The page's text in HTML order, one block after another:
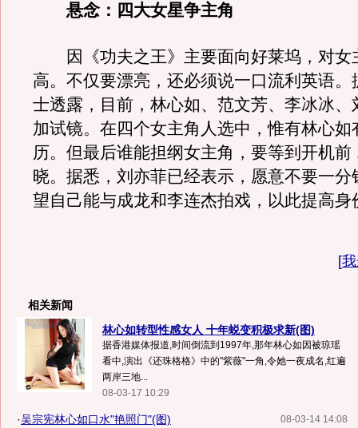
悬念：四大女星争主角
因《功夫之王》主要面向好莱坞，对女
高。不仅要漂亮，还必须说一口流利英语。
士透露，目前，林心如、范文芳、李冰冰、
加试镜。在四个女主角人选中，惟有林心如
历。但最后谁能担纲女主角，要等到开机前
晓。据悉，刘亦菲已经表示，愿意不要一分
望自己能与成龙和李连杰拍戏，以此提高身
[
相关新闻
林心如转型性感女人 十年蜕变积极求新(图)
据香港媒体报道,时间倒流到1997年,那年林心如因被琼瑶
看中,演出《还珠格格》中的"紫薇"一角,令她一夜成名,红遍
两岸三地...
08-03-17 10:29
08-03-14 14:08
·吴宗宪林心如口水"艳照门"(图)